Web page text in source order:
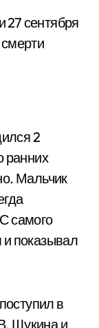
27 сентября
2
ранних
Мальчик
самого
и показывал
в
Щукина и